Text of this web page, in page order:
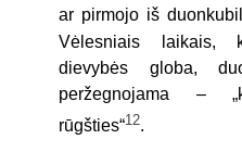
ar pirmojo iš
Vėlesniais laikais,
dievybės globa,
peržegnojama –
rūgšties“12.